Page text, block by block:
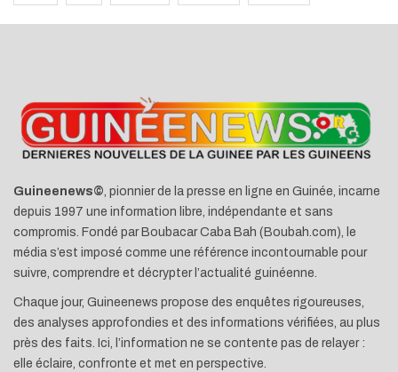
Guineenews©, pionnier de la presse en ligne en Guinée, incarne
depuis 1997 une information libre, indépendante et sans
compromis. Fondé par Boubacar Caba Bah (Boubah.com), le
média s’est imposé comme une référence incontournable pour
suivre, comprendre et décrypter l’actualité guinéenne.
Chaque jour, Guineenews propose des enquêtes rigoureuses,
des analyses approfondies et des informations vérifiées, au plus
près des faits. Ici, l’information ne se contente pas de relayer :
elle éclaire, confronte et met en perspective.